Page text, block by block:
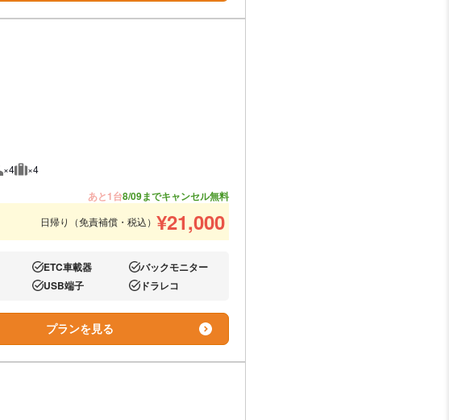
推奨人数
×4 推奨荷物
×4
あと1台8/09までキャンセル無料
日帰り（免責補償・税込） ¥21,000
あり:ETC車載器 あり:バックモニター
あり:USB端子 あり:ドラレコ
プランを見る